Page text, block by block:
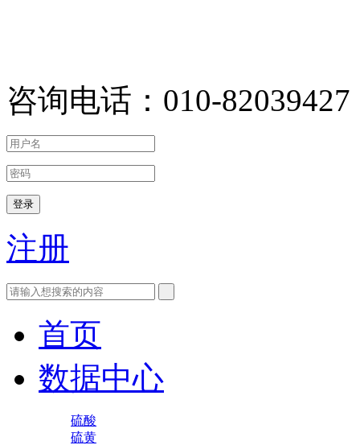
咨询电话：010-
登录
注册
首页
数据中心
硫酸
硫黄